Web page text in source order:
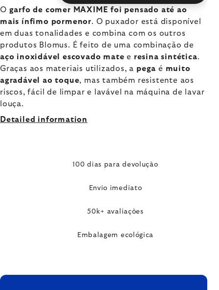
O garfo de comer MAXIME foi pensado até ao
mais ínfimo pormenor. O puxador está disponível
em duas tonalidades e combina com os outros
produtos Blomus. É feito de uma combinação de
aço inoxidável escovado mate e resina sintética.
Graças aos materiais utilizados, a pega é muito
agradável ao toque, mas também resistente aos
riscos, fácil de limpar e lavável na máquina de lavar
louça.
Detailed information
100 dias para devolução
Envio imediato
50k+ avaliações
Embalagem ecológica
FOOTER